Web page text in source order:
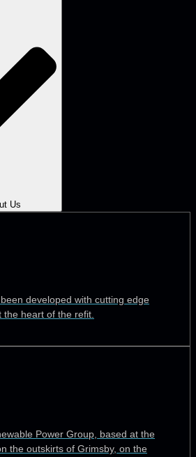
Us
developed with cutting edge
the heart of the refit.
Power Group, based at the
the outskirts of Grimsby, on the